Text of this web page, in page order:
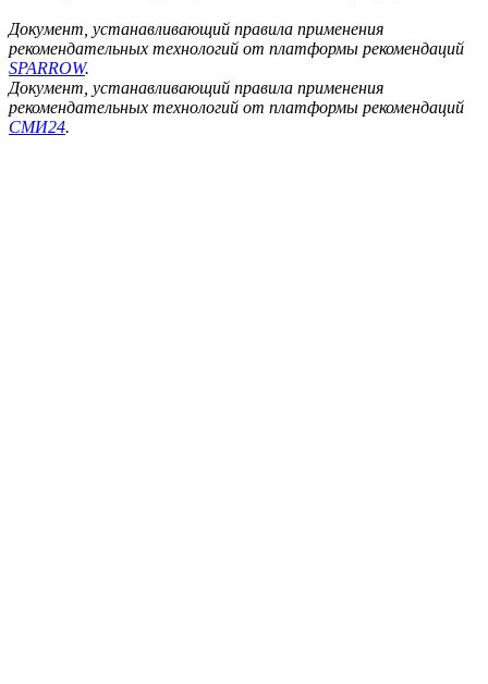
Документ, устанавливающий правила применения
рекомендательных технологий от платформы рекомендаций
SPARROW.
Документ, устанавливающий правила применения
рекомендательных технологий от платформы рекомендаций
СМИ24.